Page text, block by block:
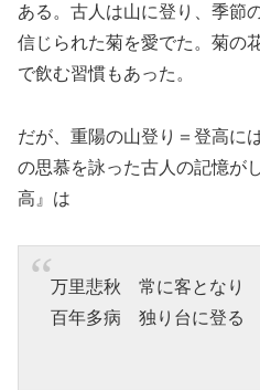
ある。古人は山に登り、季節
信じられた菊を愛でた。菊の
で飲む習慣もあった。
だが、重陽の山登り＝登高に
の思慕を詠った古人の記憶が
高』は
万里悲秋 常に客となり
百年多病 独り台に登る